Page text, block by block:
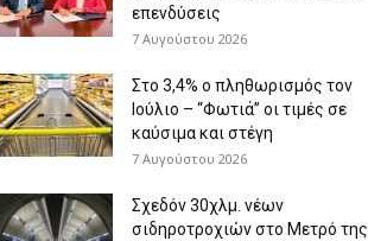
επενδύσεις
7 Αυγούστου 2026
Στο 3,4% ο πληθωρισμός τον
Ιούλιο – “Φωτιά” οι τιμές σε
καύσιμα και στέγη
7 Αυγούστου 2026
Σχεδόν 30χλμ. νέων
σιδηροτροχιών στο Μετρό της